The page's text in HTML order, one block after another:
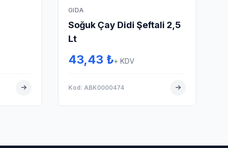
GIDA
Soğuk Çay Didi Şeftali 2,5
Lt
43,43 ₺+ KDV
Kod: ABK0000474